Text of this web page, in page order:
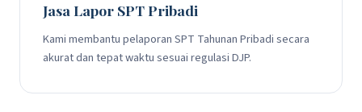
Jasa Lapor SPT Pribadi
Kami membantu pelaporan SPT Tahunan Pribadi secara
akurat dan tepat waktu sesuai regulasi DJP.